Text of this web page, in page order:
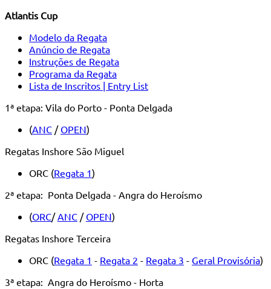
Atlantis Cup
Modelo da Regata
Anúncio de Regata
Instruções de Regata
Programa da Regata
Lista de Inscritos | Entry List
1ª etapa: Vila do Porto - Ponta Delgada
(ANC / OPEN)
Regatas Inshore São Miguel
ORC (Regata 1)
2ª etapa: Ponta Delgada - Angra do Heroísmo
(ORC/ ANC / OPEN)
Regatas Inshore Terceira
ORC (Regata 1 - Regata 2 - Regata 3 - Geral Provisória)
3ª etapa: Angra do Heroísmo - Horta